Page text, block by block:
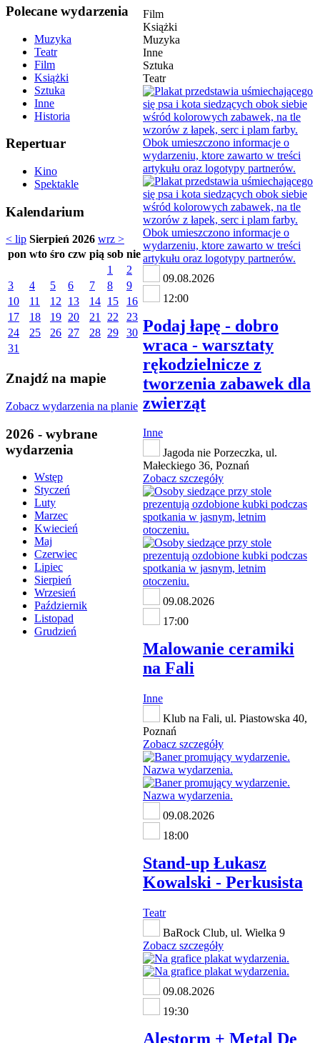
Polecane wydarzenia
Muzyka
Teatr
Film
Książki
Sztuka
Inne
Historia
Repertuar
Kino
Spektakle
Kalendarium
< lip Sierpień 2026 wrz >
pon wto śro czw pią sob nie
1
2
3
4 5 6 7 8
9
10
11 12 13 14 15
16
17
18 19 20 21 22
23
24
25 26 27 28 29
30
31
Znajdź na mapie
Zobacz wydarzenia na planie
2026 - wybrane
wydarzenia
Wstęp
Styczeń
Luty
Marzec
Kwiecień
Maj
Czerwiec
Lipiec
Sierpień
Wrzesień
Październik
Listopad
Grudzień
Film
Książki
Muzyka
Inne
Sztuka
Teatr
09.08.2026
12:00
Podaj łapę - dobro
wraca - warsztaty
rękodzielnicze z
tworzenia zabawek dla
zwierząt
Inne
Jagoda nie Porzeczka, ul.
Małeckiego 36, Poznań
Zobacz szczegóły
09.08.2026
17:00
Malowanie ceramiki
na Fali
Inne
Klub na Fali, ul. Piastowska 40,
Poznań
Zobacz szczegóły
09.08.2026
18:00
Stand-up Łukasz
Kowalski - Perkusista
Teatr
BaRock Club, ul. Wielka 9
Zobacz szczegóły
09.08.2026
19:30
Alestorm + Metal De